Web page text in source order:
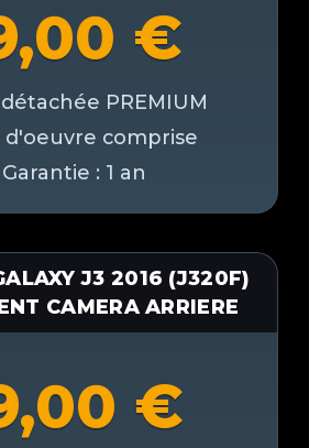
€
J3 2016 (J320F)
CAMERA ARRIERE
€